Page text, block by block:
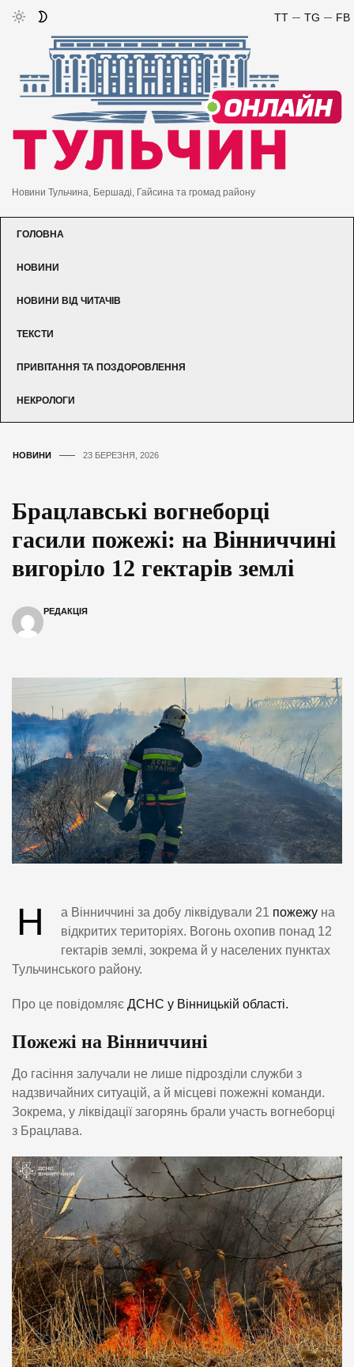
FB
TG
TT
Новини Тульчина, Бершаді, Гайсина та громад району
ГОЛОВНА
НОВИНИ
НОВИНИ ВІД ЧИТАЧІВ
ТЕКСТИ
ПРИВІТАННЯ ТА ПОЗДОРОВЛЕННЯ
НЕКРОЛОГИ
НОВИНИ 23 БЕРЕЗНЯ, 2026
Брацлавські вогнеборці
гасили пожежі: на Вінниччині
вигоріло 12 гектарів землі
РЕДАКЦІЯ
Н а Вінниччині за добу ліквідували 21 пожежу на
відкритих територіях. Вогонь охопив понад 12
гектарів землі, зокрема й у населених пунктах
Тульчинського району.
Про це повідомляє ДСНС у Вінницькій області.
Пожежі на Вінниччині
До гасіння залучали не лише підрозділи служби з
надзвичайних ситуацій, а й місцеві пожежні команди.
Зокрема, у ліквідації загорянь брали участь вогнеборці
з Брацлава.